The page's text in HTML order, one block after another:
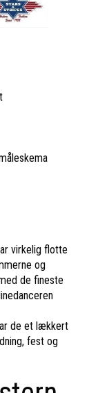
virkelig flotte
og
de fineste
de et lækkert
fest og